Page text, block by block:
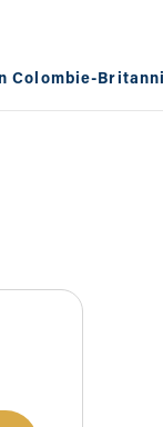
Colombie-